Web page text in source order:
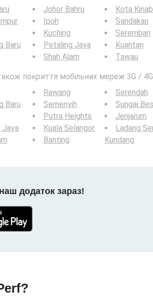
Baru
Johor Bahru
Ipoh
Kuching
Petaling Jaya
Shah Alam
Kota
Sandakan
Seremban
Kuantan
Tawau
покриття мобільних мереж 3G / 4G
Baru
Jaya
Rawang
Semenyih
Putra Heights
Kuala Selangor
Banting
Serendah
Sungai
Jenjarum
Ladang
Kundang
додаток зараз!